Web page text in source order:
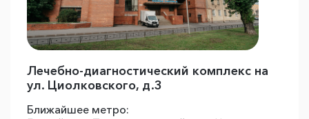
Лечебно-диагностический комплекс на
ул. Циолковского, д.3
Ближайшее метро: